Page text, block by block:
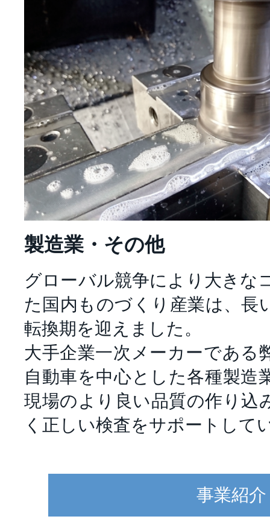
製造業・その他
グローバル競争により大きな
た国内ものづくり産業は、長
転換期を迎えました。
大手企業一次メーカーである
自動車を中心とした各種製造
現場のより良い品質の作り込
く正しい検査をサポートして
事業紹介